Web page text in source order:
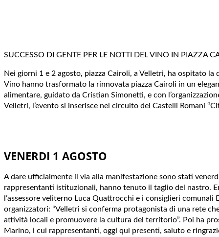
SUCCESSO DI GENTE PER LE NOTTI DEL VINO IN PIAZZA
Nei giorni 1 e 2 agosto, piazza Cairoli, a Velletri, ha ospitato
Vino hanno trasformato la rinnovata piazza Cairoli in un
alimentare, guidato da Cristian Simonetti, e con
Velletri, l’evento si inserisce nel circuito dei Castelli Romani
VENERDI 1 AGOSTO
A dare ufficialmente il via alla manifestazione sono stati
rappresentanti istituzionali, hanno tenuto il taglio del nastro.
l’assessore veliterno Luca Quattrocchi e i consiglieri
organizzatori: “Velletri si conferma protagonista di una rete
attività locali e promuovere la cultura del territorio”. Poi ha
Marino, i cui rappresentanti, oggi qui presenti, saluto e